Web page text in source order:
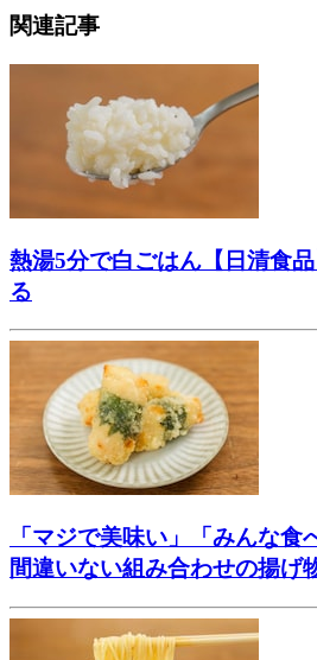
関連記事
熱湯5分で白ごはん【日清食
る
「マジで美味い」「みんな食
間違いない組み合わせの揚げ